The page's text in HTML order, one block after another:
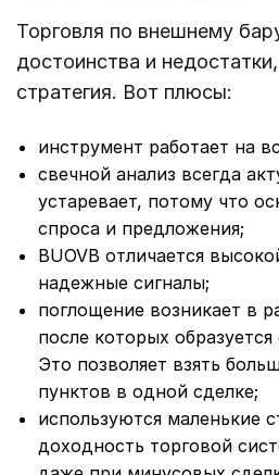
Торговля по внешнему
достоинства и
стратегия. Вот плюсы:
инструмент работает на
свечной анализ всегда
устаревает, потому что
спроса и предложения;
BUOVB отличается
надежные сигналы;
поглощение возникает в
после которых
Это позволяет взять
пунктов в одной сделке;
используются маленькие
доходность торговой